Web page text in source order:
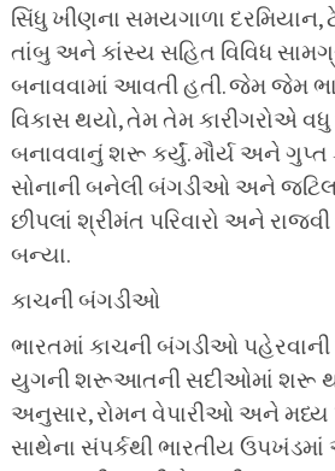
સિંધુ ખીણના સમયગાળા દરમિયાન,
તાંબુ અને કાંસ્ય સહિત વિવિધ
બનાવવામાં આવતી હતી. જેમ જેમ
વિકાસ થયો, તેમ તેમ કારીગરોએ
બનાવવાનું શરૂ કર્યું. મૌર્ય અને ગુપ્ત
સોનાની બનેલી બંગડીઓ અને જટિલ
છીપલાં શ્રીમંત પરિવારો અને
બન્યા.
કાચની બંગડીઓ
ભારતમાં કાચની બંગડીઓ પહેરવાની
યુગની શરૂઆતની સદીઓમાં શરૂ
અનુસાર, રોમન વેપારીઓ અને મધ્ય
સાથેના સંપર્કથી ભારતીય